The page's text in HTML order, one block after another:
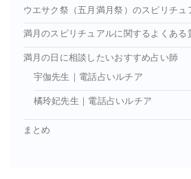
ウエサク祭（五月満月祭）のスピリチュ
満月のスピリチュアルに関するよくある
満月の日に相談したいおすすめ占い師
宇伽先生｜電話占いルチア
橘玲妃先生｜電話占いルチア
まとめ